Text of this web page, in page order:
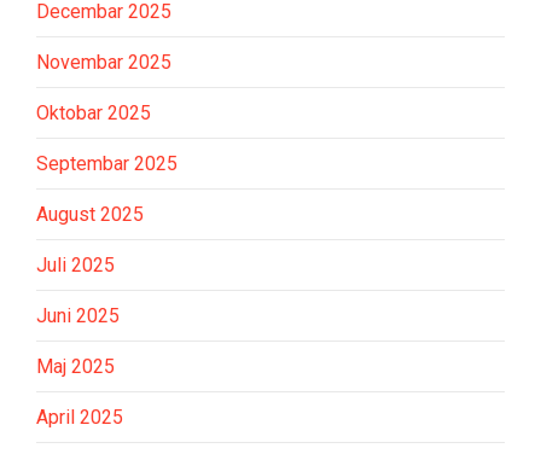
Decembar 2025
Novembar 2025
Oktobar 2025
Septembar 2025
August 2025
Juli 2025
Juni 2025
Maj 2025
April 2025